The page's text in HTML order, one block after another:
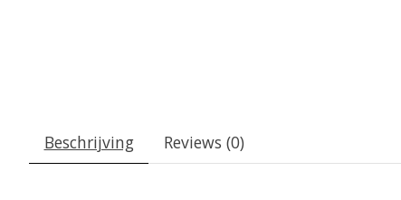
Beschrijving Reviews (0)